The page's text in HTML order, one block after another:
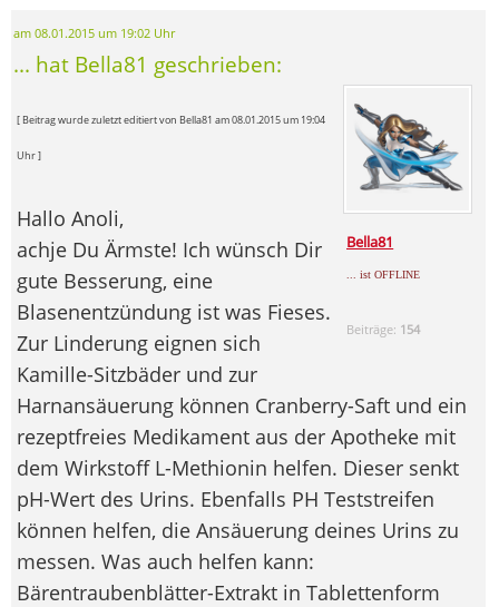
am 08.01.2015 um 19:02 Uhr
... hat Bella81 geschrieben:
Bella81
... ist OFFLINE
Beiträge: 154
[ Beitrag wurde zuletzt editiert von Bella81 am 08.01.2015 um 19:04
Uhr ]
Hallo Anoli,
achje Du Ärmste! Ich wünsch Dir
gute Besserung, eine
Blasenentzündung ist was Fieses.
Zur Linderung eignen sich
Kamille-Sitzbäder und zur
Harnansäuerung können Cranberry-Saft und ein
rezeptfreies Medikament aus der Apotheke mit
dem Wirkstoff L-Methionin helfen. Dieser senkt
pH-Wert des Urins. Ebenfalls PH Teststreifen
können helfen, die Ansäuerung deines Urins zu
messen. Was auch helfen kann:
Bärentraubenblätter-Extrakt in Tablettenform